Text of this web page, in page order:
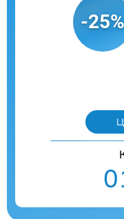
-25%